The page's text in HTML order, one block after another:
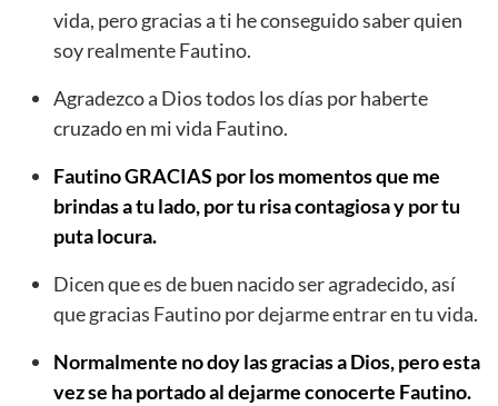
vida, pero gracias a ti he conseguido saber quien
soy realmente Fautino.
Agradezco a Dios todos los días por haberte
cruzado en mi vida Fautino.
Fautino GRACIAS por los momentos que me
brindas a tu lado, por tu risa contagiosa y por tu
puta locura.
Dicen que es de buen nacido ser agradecido, así
que gracias Fautino por dejarme entrar en tu vida.
Normalmente no doy las gracias a Dios, pero esta
vez se ha portado al dejarme conocerte Fautino.